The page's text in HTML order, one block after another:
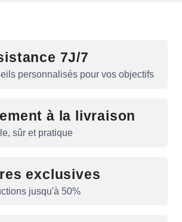
7J/7
personnalisés pour vos objectifs
à la livraison
sûr et pratique
exclusives
jusqu'à 50%